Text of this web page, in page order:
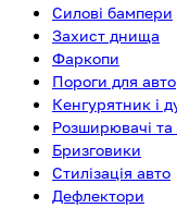
Силові бампери
Захист днища
Фаркопи
Пороги для авто
Кенгурятник і
Розширювачі та
Бризговики
Стилізація авто
Дефлектори